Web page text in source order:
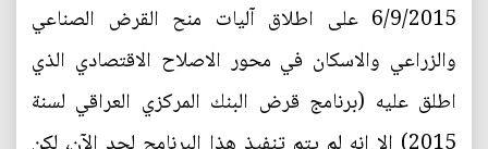
6/9/2015 على اطلاق آليات منح القرض الصناعي
والزراعي والاسكان في محور الاصلاح الاقتصادي الذي
اطلق عليه (برنامج قرض البنك المركزي العراقي لسنة